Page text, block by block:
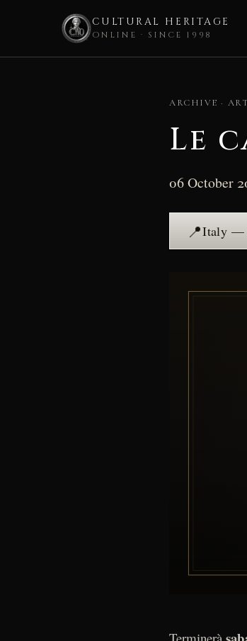
CULTURAL HERITAGE
ONLINE · SINCE 1998
ARCHIVE ·
Le
06 October
📍Italy —